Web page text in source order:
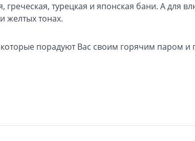
греческая, турецкая и японская бани. А
желтых тонах.
порадуют Вас своим горячим паром